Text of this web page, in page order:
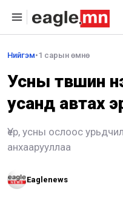
Нийгэм•1 сарын өмнө
Усны түвшин
усанд автах
Үер, усны ослоос
анхаарууллаа
Eaglenews